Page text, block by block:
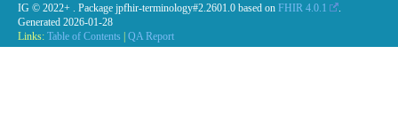
IG © 2022+ . Package jpfhir-terminology#2.2601.0 based on FHIR 4.0.1
Generated 2026-01-28
Links: Table of Contents | QA Report